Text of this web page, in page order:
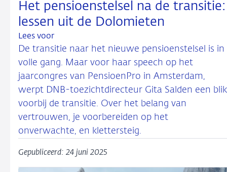
Het pensioenstelsel na de transitie:
lessen uit de Dolomieten
Lees voor
De transitie naar het nieuwe pensioenstelsel is in
volle gang. Maar voor haar speech op het
jaarcongres van PensioenPro in Amsterdam,
werpt DNB-toezichtdirecteur Gita Salden een blik
voorbij de transitie. Over het belang van
vertrouwen, je voorbereiden op het
onverwachte, en klettersteig.
Gepubliceerd: 24 juni 2025